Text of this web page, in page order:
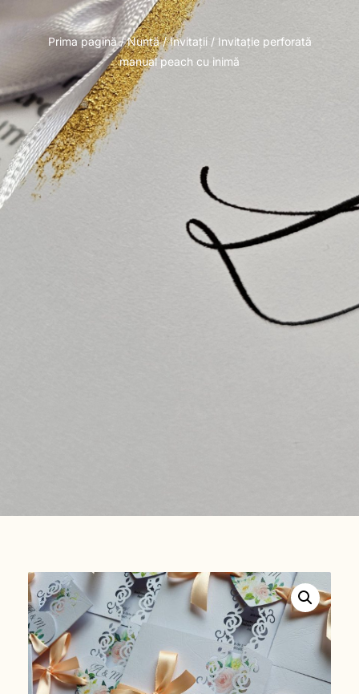
Prima pagină/Nuntă/Invitații/ Invitație perforată
manual peach cu inimă